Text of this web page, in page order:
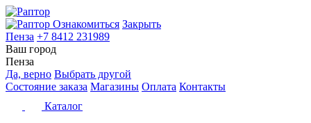
Ознакомиться Закрыть
Пенза +7 8412 231989
Ваш город
Пенза
Да, верно Выбрать другой
Состояние заказа Магазины Оплата Контакты
Каталог